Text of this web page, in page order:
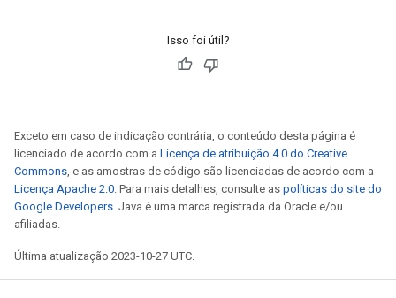
Isso foi útil?
Exceto em caso de indicação contrária, o conteúdo desta página é
licenciado de acordo com a Licença de atribuição 4.0 do Creative
Commons, e as amostras de código são licenciadas de acordo com a
Licença Apache 2.0. Para mais detalhes, consulte as políticas do site do
Google Developers. Java é uma marca registrada da Oracle e/ou
afiliadas.
Última atualização 2023-10-27 UTC.